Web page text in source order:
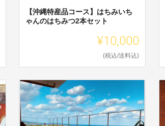
【沖縄特産品コース】はちみいち
ゃんのはちみつ2本セット
¥10,000
(税込/送料込)